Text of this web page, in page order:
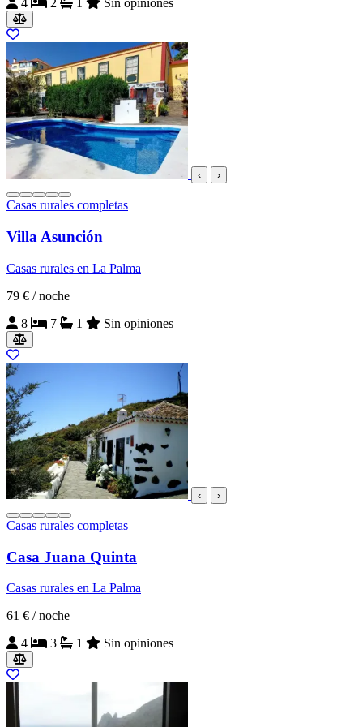
4 2 1 Sin opiniones
‹ ›
Casas rurales completas
Villa Asunción
Casas rurales en La Palma
79 € / noche
8
7 1 Sin opiniones
‹ ›
Casas rurales completas
Casa Juana Quinta
Casas rurales en La Palma
61 € / noche
4
3 1 Sin opiniones